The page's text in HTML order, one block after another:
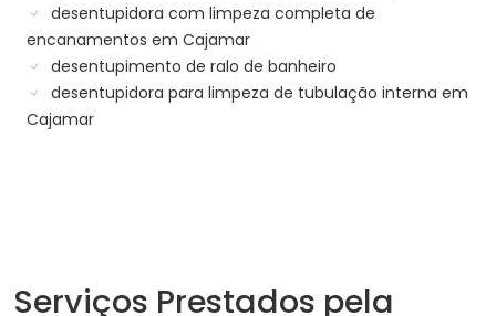
desentupidora com limpeza completa de
encanamentos em Cajamar
desentupimento de ralo de banheiro
desentupidora para limpeza de tubulação interna em
Cajamar
Serviços Prestados pela